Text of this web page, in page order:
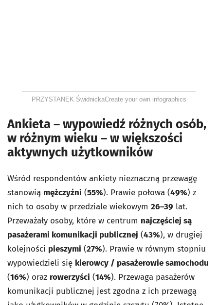
PRZYSTANEK ŚwidnickaCreate your own infographics
Ankieta – wypowiedź różnych osób,
w różnym wieku – w większości
aktywnych użytkowników
Wśród respondentów ankiety nieznaczną przewagę
stanowią mężczyźni (55%). Prawie połowa (49%) z
nich to osoby w przedziale wiekowym 26–39 lat.
Przeważały osoby, które w centrum najczęściej są
pasażerami komunikacji publicznej (43%), w drugiej
kolejności pieszymi (27%). Prawie w równym stopniu
wypowiedzieli się kierowcy / pasażerowie samochodu
(16%) oraz rowerzyści (14%). Przewaga pasażerów
komunikacji publicznej jest zgodna z ich przewagą